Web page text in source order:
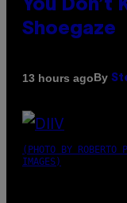
You Don’t
Shoegaze
13 hours agoBy
(PHOTO BY
IMAGES)